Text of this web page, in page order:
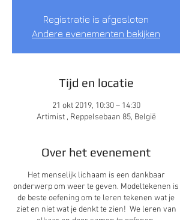
Registratie is afgesloten
Andere evenementen bekijken
Tijd en locatie
21 okt 2019, 10:30 – 14:30
Artimist , Reppelsebaan 85, België
Over het evenement
Het menselijk lichaam is een dankbaar
onderwerp om weer te geven. Modeltekenen is
de beste oefening om te leren tekenen wat je
ziet en niet wat je denkt te zien! We leren van